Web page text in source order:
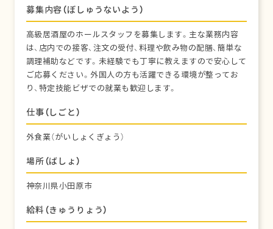
募集内容（ぼしゅうないよう）
高級居酒屋のホールスタッフを募集します。主な業務内容
は、店内での接客、注文の受付、料理や飲み物の配膳、簡単な
調理補助などです。未経験でも丁寧に教えますので安心して
ご応募ください。外国人の方も活躍できる環境が整ってお
り、特定技能ビザでの就業も歓迎します。
仕事（しごと）
外食業（がいしょくぎょう）
場所（ばしょ）
神奈川県小田原市
給料（きゅうりょう）